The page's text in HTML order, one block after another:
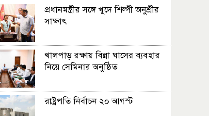
প্রধানমন্ত্রীর সঙ্গে খুদে শিল্পী অনুশ্রীর
সাক্ষাৎ
খালপাড় রক্ষায় বিন্না ঘাসের ব্যবহার
নিয়ে সেমিনার অনুষ্ঠিত
রাষ্ট্রপতি নির্বাচন ২০ আগস্ট